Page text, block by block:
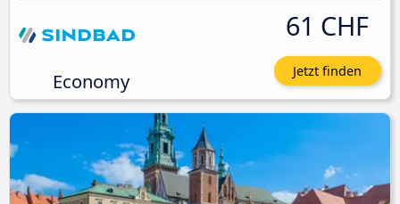
Economy
61 CHF
Jetzt finden